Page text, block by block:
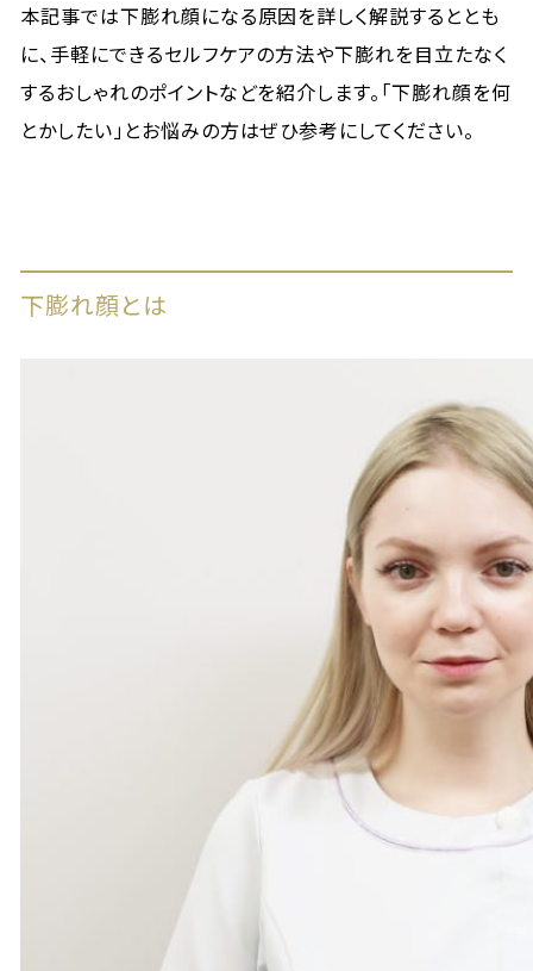
本記事では下膨れ顔になる原因を詳しく解説するととも
に、手軽にできるセルフケアの方法や下膨れを目立たなく
するおしゃれのポイントなどを紹介します。「下膨れ顔を何
とかしたい」とお悩みの方はぜひ参考にしてください。
下膨れ顔とは